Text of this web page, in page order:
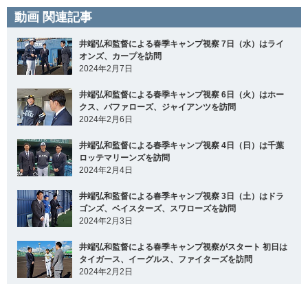
動画 関連記事
井端弘和監督による春季キャンプ視察 7日（水）はライ
オンズ、カープを訪問
2024年2月7日
井端弘和監督による春季キャンプ視察 6日（火）はホー
クス、バファローズ、ジャイアンツを訪問
2024年2月6日
井端弘和監督による春季キャンプ視察 4日（日）は千葉
ロッテマリーンズを訪問
2024年2月4日
井端弘和監督による春季キャンプ視察 3日（土）はドラ
ゴンズ、ベイスターズ、スワローズを訪問
2024年2月3日
井端弘和監督による春季キャンプ視察がスタート 初日は
タイガース、イーグルス、ファイターズを訪問
2024年2月2日